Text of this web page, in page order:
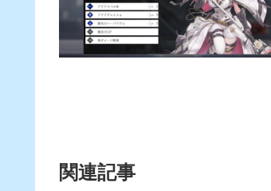
関連記事